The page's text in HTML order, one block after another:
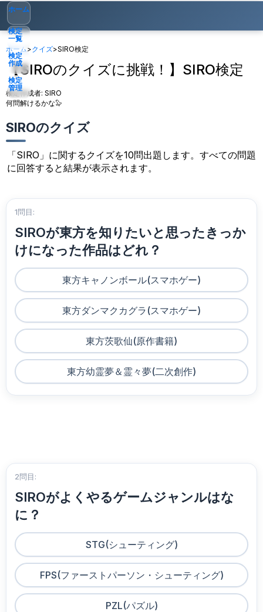
ホーム
検定
一覧
検定
作成
検定
管理
ゲスト▾
ホーム>クイズ>SIRO検定
【SIROのクイズに挑戦！】SIRO検定
検定作成者: SIRO
何問解けるかな🦭
SIROのクイズ
「SIRO」に関するクイズを10問出題します。すべての問題
に回答すると結果が表示されます。
1問目:
SIROが東方を知りたいと思ったきっか
けになった作品はどれ？
東方キャノンボール(スマホゲー)
東方ダンマクカグラ(スマホゲー)
東方茨歌仙(原作書籍)
東方幼霊夢＆霊々夢(二次創作)
2問目:
SIROがよくやるゲームジャンルはな
に？
STG(シューティング)
FPS(ファーストパーソン・シューティング)
PZL(パズル)